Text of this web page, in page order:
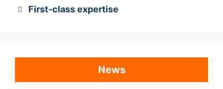
First-class expertise
News